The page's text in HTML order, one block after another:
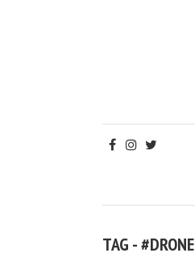
TAG - #DRONE